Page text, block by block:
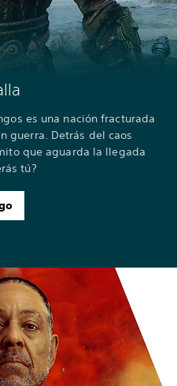
es una nación fracturada
guerra. Detrás del caos
que aguarda la llegada
tú?